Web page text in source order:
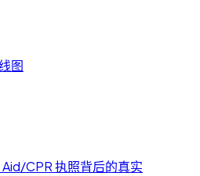
图
CPR 执照背后的真实